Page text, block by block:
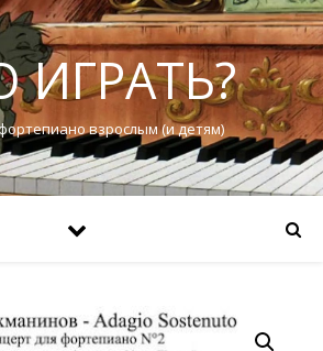
ИГРАТЬ?
взрослым (и детям)